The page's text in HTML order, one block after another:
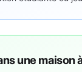
une maison